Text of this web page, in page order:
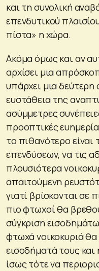
και τη συνολική
επενδυτικού
πίστα» η χώρα.
Ακόμα όμως και αν
αρχίσει μια
υπάρχει μια δεύτερη
ευστάθεια της
ασύμμετρες
προοπτικές
το πιθανότερο είναι
επενδύσεων, να τις
πλουσιότερα
απαιτούμενη
γιατί βρίσκονται σε
πιο φτωχοί θα
σύγκριση
φτωχά νοικοκυριά θα
εισοδήματά τους
ίσως τότε να